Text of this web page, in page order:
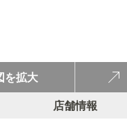
を拡大
店舗情報